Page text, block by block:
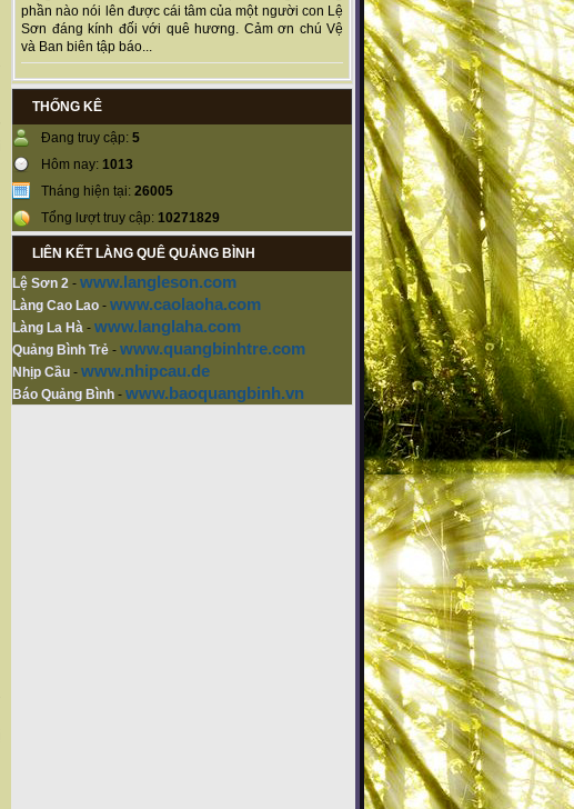
phần nào nói lên được cái tâm của một người con Lệ
Sơn đáng kính đối với quê hương. Cảm ơn chú Vệ
và Ban biên tập báo...
THỐNG KÊ
Đang truy cập: 5
Hôm nay: 1013
Tháng hiện tại: 26005
Tổng lượt truy cập: 10271829
LIÊN KẾT LÀNG QUÊ QUẢNG BÌNH
Lệ Sơn 2 - www.langleson.com
Làng Cao Lao - www.caolaoha.com
Làng La Hà - www.langlaha.com
Quảng Bình Trẻ - www.quangbinhtre.com
Nhịp Cầu - www.nhipcau.de
Báo Quảng Bình - www.baoquangbinh.vn